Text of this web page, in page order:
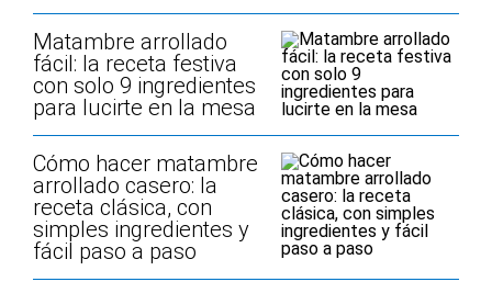
Matambre arrollado
fácil: la receta festiva
con solo 9 ingredientes
para lucirte en la mesa
Cómo hacer matambre
arrollado casero: la
receta clásica, con
simples ingredientes y
fácil paso a paso